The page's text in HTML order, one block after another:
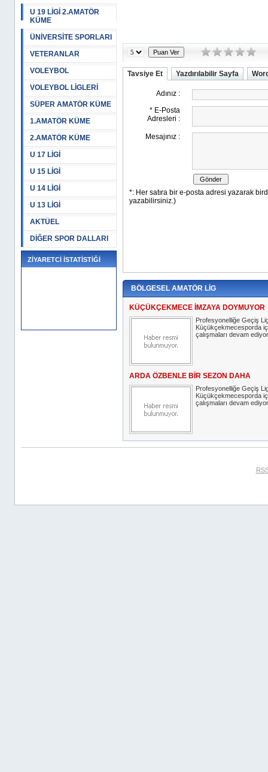
U 19 LİGİ 2.AMATÖR
KÜME
ÜNİVERSİTE SPORLARI
VETERANLAR
VOLEYBOL
VOLEYBOL LİGLERİ
SÜPER AMATÖR KÜME
1.AMATÖR KÜME
2.AMATÖR KÜME
U 17 LİGİ
U 15 LİGİ
U 14 LİGİ
U 13 LİGİ
AKTÜEL
DİĞER SPOR DALLARI
ZİYARETCİ İSTATİSTİĞİ
Tavsiye Et Yazdırılabilir Sayfa
BÖLGESEL AMATÖR LİG
KÜÇÜKÇEKMECE İMZAYA DOYMUYOR
Profesyonelliğe Geçiş
Küçükçekmecesporda
çalışmaları devam
ARDA ÖZBENLE BİR SEZON DAHA
Profesyonelliğe Geçiş
Küçükçekmecesporda
çalışmaları devam